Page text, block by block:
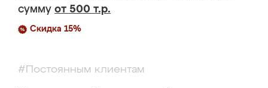
сумму от 500 т.р.
Скидка 15%
#Постоянным клиентам